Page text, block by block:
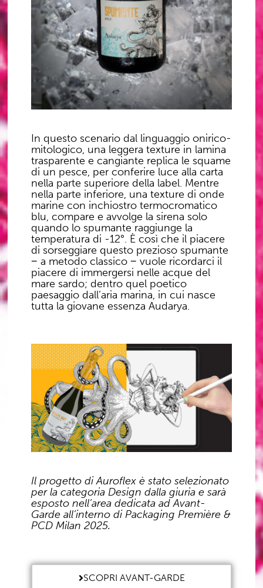
In questo scenario dal linguaggio onirico-
mitologico, una leggera texture in lamina
trasparente e cangiante replica le squame
di un pesce, per conferire luce alla carta
nella parte superiore della label. Mentre
nella parte inferiore, una texture di onde
marine con inchiostro termocromatico
blu, compare e avvolge la sirena solo
quando lo spumante raggiunge la
temperatura di -12°. È così che il piacere
di sorseggiare questo prezioso spumante
− a metodo classico − vuole ricordarci il
piacere di immergersi nelle acque del
mare sardo; dentro quel poetico
paesaggio dall’aria marina, in cui nasce
tutta la giovane essenza Audarya.
Il progetto di Auroflex è stato selezionato
per la categoria Design dalla giuria e sarà
esposto nell’area dedicata ad Avant-
Garde all’interno di Packaging Première &
PCD Milan 2025.
SCOPRI AVANT-GARDE